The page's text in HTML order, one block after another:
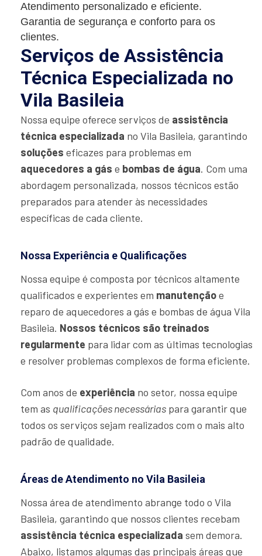
Atendimento personalizado e eficiente.
Garantia de segurança e conforto para os
clientes.
Serviços de Assistência
Técnica Especializada no
Vila Basileia
Nossa equipe oferece serviços de assistência
técnica especializada no Vila Basileia, garantindo
soluções eficazes para problemas em
aquecedores a gás e bombas de água. Com uma
abordagem personalizada, nossos técnicos estão
preparados para atender às necessidades
específicas de cada cliente.
Nossa Experiência e Qualificações
Nossa equipe é composta por técnicos altamente
qualificados e experientes em manutençãoe
reparo de aquecedores a gás e bombas de água Vila
Basileia. Nossos técnicos são treinados
regularmente para lidar com as últimas tecnologias
e resolver problemas complexos de forma eficiente.
Com anos de experiência no setor, nossa equipe
tem as qualificações necessárias para garantir que
todos os serviços sejam realizados com o mais alto
padrão de qualidade.
Áreas de Atendimento no Vila Basileia
Nossa área de atendimento abrange todo o Vila
Basileia, garantindo que nossos clientes recebam
assistência técnica especializada sem demora.
Abaixo, listamos algumas das principais áreas que